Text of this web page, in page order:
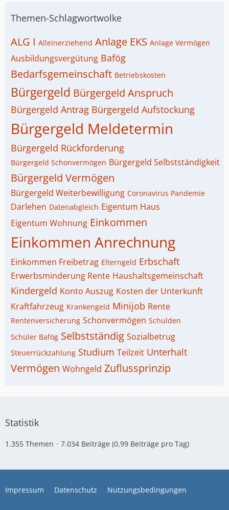
Themen-Schlagwortwolke
ALG I Alleinerziehend Anlage EKS Anlage Vermögen
Ausbildungsvergütung Bafög
Bedarfsgemeinschaft Betriebskosten
Bürgergeld Bürgergeld Anspruch
Bürgergeld Antrag Bürgergeld Aufstockung
Bürgergeld Meldetermin
Bürgergeld Rückforderung
Bürgergeld Schonvermögen Bürgergeld Selbstständigkeit
Bürgergeld Vermögen
Bürgergeld Weiterbewilligung Coronavirus Pandemie
Darlehen Datenabgleich Eigentum Haus
Eigentum Wohnung Einkommen
Einkommen Anrechnung
Einkommen Freibetrag Elterngeld Erbschaft
Erwerbsminderung Rente Haushaltsgemeinschaft
Kindergeld Konto Auszug Kosten der Unterkunft
Kraftfahrzeug Krankengeld Minijob Rente
Rentenversicherung Schonvermögen Schulden
Schüler Bafög Selbstständig Sozialbetrug
Steuerrückzahlung Studium Teilzeit Unterhalt
Vermögen Wohngeld Zuflussprinzip
Statistik
1.355 Themen 7.034 Beiträge (0,99 Beiträge pro Tag)
Impressum Datenschutz Nutzungsbedingungen